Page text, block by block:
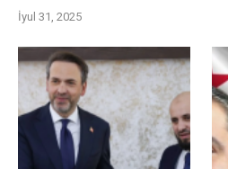
İyul 31, 2025